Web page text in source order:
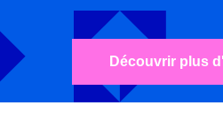
Découvrir plus